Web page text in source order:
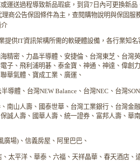
運送過程導致新品瑕疵，到貨7日內可更換新品
商公告保固條件為主，查閱購物說明與保固服
介
提供IT資訊架構所需的軟硬體設備，各行業知名
精密、力晶半導體、安捷倫、台灣東芝、台灣
子、飛利浦明碁、泰金寶、神通、神達、偉創
華氣體、寶成工業、廣運、
導體、台灣NEW Balance、台灣NEC、台灣
南山人壽、國泰世華、台灣工業銀行、台灣金
誠人壽、國華人壽、統一證券、富邦人壽、華
廣場)、信義房屋、阿里巴巴、
太平洋、華泰、六福、天祥晶華、春天酒店、